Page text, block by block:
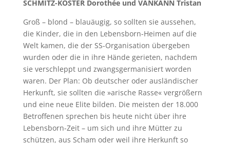
SCHMITZ-KÖSTER Dorothée und VANKANN Tristan
Groß – blond – blauäugig, so sollten sie aussehen,
die Kinder, die in den Lebensborn-Heimen auf die
Welt kamen, die der SS-Organisation übergeben
wurden oder die in ihre Hände gerieten, nachdem
sie verschleppt und zwangsgermanisiert worden
waren. Der Plan: Ob deutscher oder ausländischer
Herkunft, sie sollten die »arische Rasse« vergrößern
und eine neue Elite bilden. Die meisten der 18.000
Betroffenen sprechen bis heute nicht über ihre
Lebensborn-Zeit – um sich und ihre Mütter zu
schützen, aus Scham oder weil ihre Herkunft so